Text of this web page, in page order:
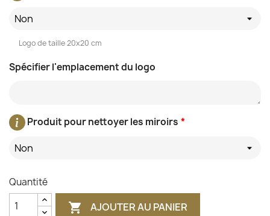
Non
Logo de taille 20x20 cm
Spécifier l'emplacement du logo
*
Produit pour nettoyer les miroirs
Non
Quantité
 AJOUTER AU PANIER